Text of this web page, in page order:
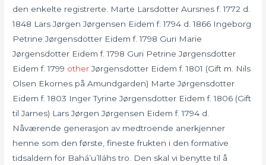
den enkelte registrerte. Marte Larsdotter Aursnes f. 1772 d.
1848 Lars Jørgen Jørgensen Eidem f. 1794 d. 1866 Ingeborg
Petrine Jørgensdotter Eidem f. 1798 Guri Marie
Jørgensdotter Eidem f. 1798 Guri Petrine Jørgensdotter
Eidem f. 1799 otherJørgensdotter Eidem f. 1801 (Gift m. Nils
Olsen Ekornes på Amundgarden) Marte Jørgensdotter
Eidem f. 1803 Inger Tyrine Jørgensdotter Eidem f. 1806 (Gift
til Jarnes) Lars Jørgen Jørgensen Eidem f. 1794 d.
Nåværende generasjon av medtroende anerkjenner
henne som den første, fineste frukten i den formative
tidsaldern for Bahá’u’lláhs tro. Den skal vi benytte til å